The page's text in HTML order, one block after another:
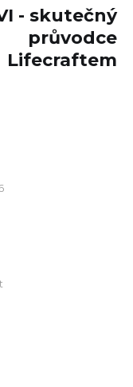
- skutečný
průvodce
Lifecraftem